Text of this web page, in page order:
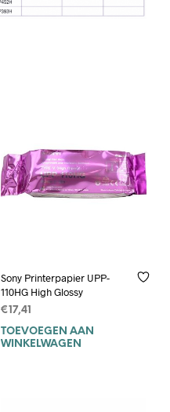
Sony Printerpapier UPP-
110HG High Glossy
€17,41
TOEVOEGEN AAN
WINKELWAGEN